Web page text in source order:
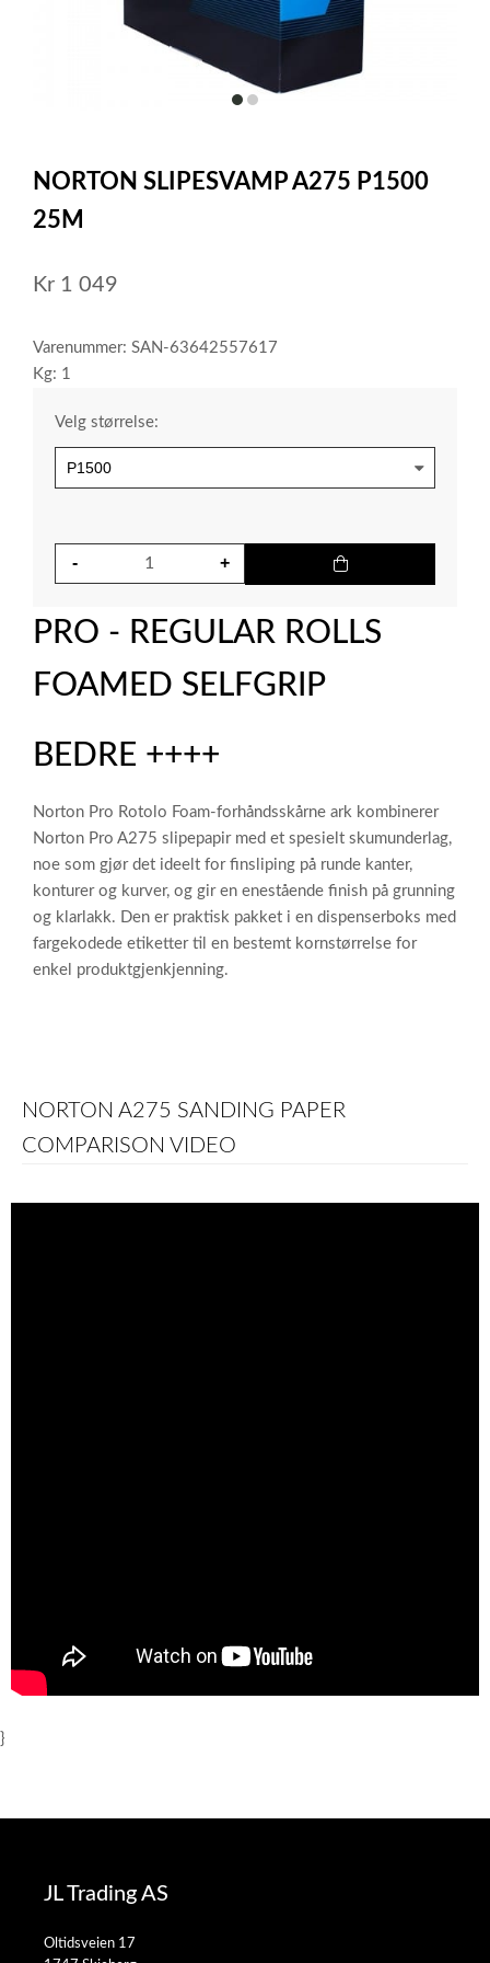
itemitem
of
2
NORTON SLIPESVAMP A275 P1500
25M
Kr 1 049
Varenummer: SAN-63642557617
Kg: 1
Velg størrelse:
PRO - REGULAR ROLLS
FOAMED SELFGRIP
BEDRE ++++
Norton Pro Rotolo Foam-forhåndsskårne ark kombinerer
Norton Pro A275 slipepapir med et spesielt skumunderlag,
noe som gjør det ideelt for finsliping på runde kanter,
konturer og kurver, og gir en enestående finish på grunning
og klarlakk. Den er praktisk pakket i en dispenserboks med
fargekodede etiketter til en bestemt kornstørrelse for
enkel produktgjenkjenning.
NORTON A275 SANDING PAPER
COMPARISON VIDEO
}
JL Trading AS
Oltidsveien 17